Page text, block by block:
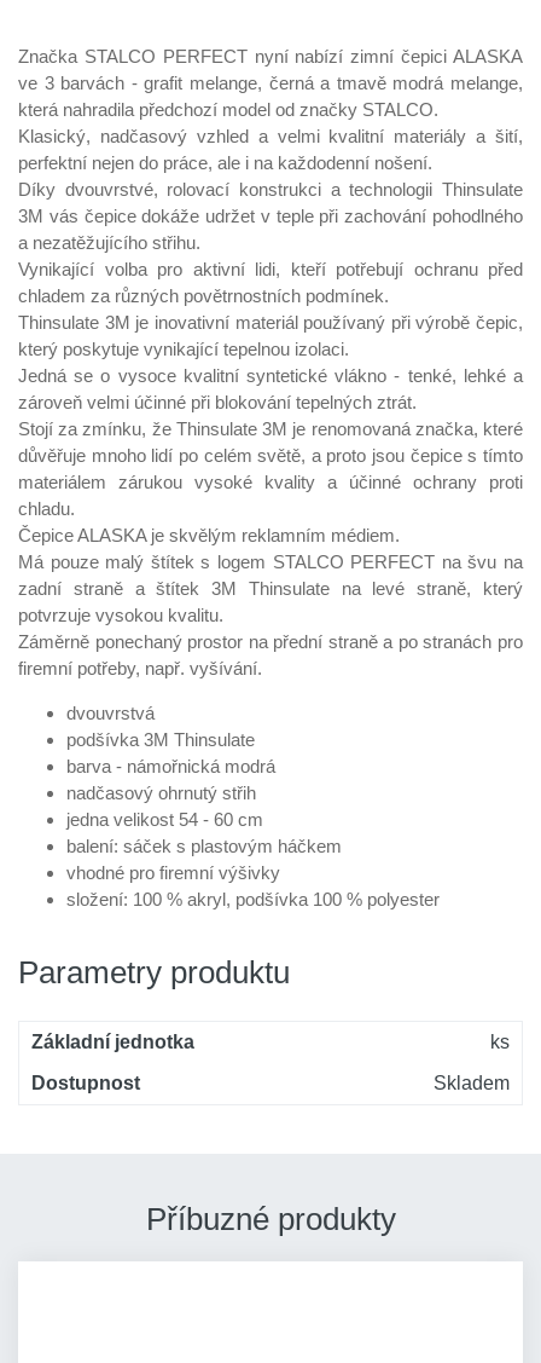
Značka STALCO PERFECT nyní nabízí zimní čepici ALASKA
ve 3 barvách - grafit melange, černá a tmavě modrá melange,
která nahradila předchozí model od značky STALCO.
Klasický, nadčasový vzhled a velmi kvalitní materiály a šití,
perfektní nejen do práce, ale i na každodenní nošení.
Díky dvouvrstvé, rolovací konstrukci a technologii Thinsulate
3M vás čepice dokáže udržet v teple při zachování pohodlného
a nezatěžujícího střihu.
Vynikající volba pro aktivní lidi, kteří potřebují ochranu před
chladem za různých povětrnostních podmínek.
Thinsulate 3M je inovativní materiál používaný při výrobě čepic,
který poskytuje vynikající tepelnou izolaci.
Jedná se o vysoce kvalitní syntetické vlákno - tenké, lehké a
zároveň velmi účinné při blokování tepelných ztrát.
Stojí za zmínku, že Thinsulate 3M je renomovaná značka, které
důvěřuje mnoho lidí po celém světě, a proto jsou čepice s tímto
materiálem zárukou vysoké kvality a účinné ochrany proti
chladu.
Čepice ALASKA je skvělým reklamním médiem.
Má pouze malý štítek s logem STALCO PERFECT na švu na
zadní straně a štítek 3M Thinsulate na levé straně, který
potvrzuje vysokou kvalitu.
Záměrně ponechaný prostor na přední straně a po stranách pro
firemní potřeby, např. vyšívání.
dvouvrstvá
podšívka 3M Thinsulate
barva - námořnická modrá
nadčasový ohrnutý střih
jedna velikost 54 - 60 cm
balení: sáček s plastovým háčkem
vhodné pro firemní výšivky
složení: 100 % akryl, podšívka 100 % polyester
Parametry produktu
Základní jednotka
ks
Dostupnost
Skladem
Příbuzné produkty